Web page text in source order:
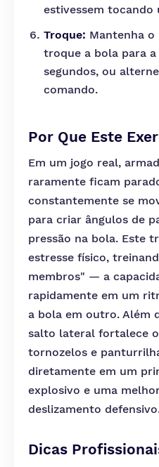
estivessem tocando
Troque: Mantenha
troque a bola para a
segundos, ou
comando.
Por Que Este
Em um jogo real,
raramente ficam
constantemente se
para criar ângulos de
pressão na bola. Este
estresse físico,
membros" — a
rapidamente em um
a bola em outro. Além
salto lateral fortalece
tornozelos e
diretamente em um
explosivo e uma
deslizamento
Dicas